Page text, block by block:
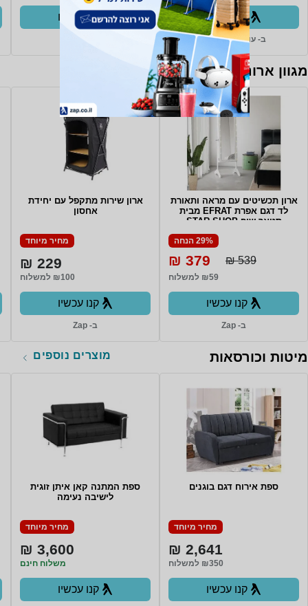
קנו עכשיו
ב- עולם החשמל+
קנו עכשיו
מגוון ארונות, שידות וכונניות
ארון תכשיטים עם מראה ותאורת
לד דגם אפרת EFRAT מבית
סטאר שופ STAR SHOP
29% הנחה
539 ₪
379 ₪
₪59 למשלוח
קנו עכשיו
ב- Zap
ארון שירות מתקפל עם יחידת
אחסון
מחיר מיוחד
229 ₪
₪100 למשלוח
קנו עכשיו
ב- Zap
מיטות וכורסאות מוצרים נוספים
ספת אירוח דגם בוגנים
מחיר מיוחד
2,641 ₪
₪350 למשלוח
קנו עכשיו
ספת המתנה קאן איתן זוגית
לישיבה נעימה
מחיר מיוחד
3,600 ₪
משלוח חינם
קנו עכשיו